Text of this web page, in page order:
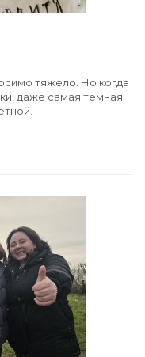
тяжело. Но когда
даже самая темная